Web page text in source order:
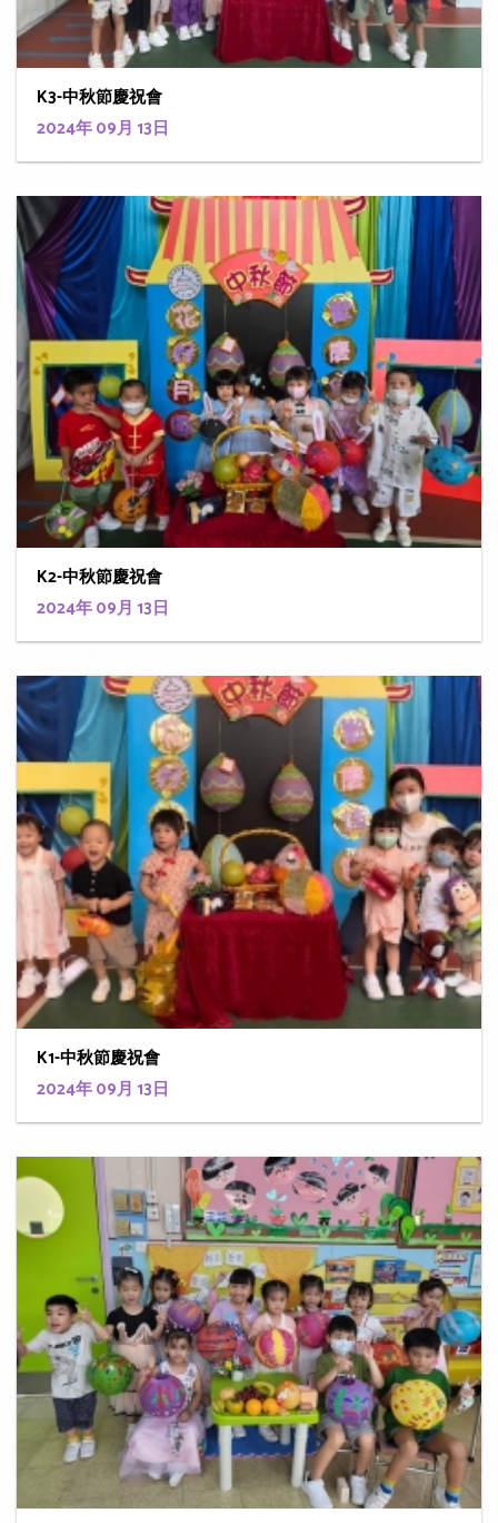
K3-中秋節慶祝會
2024年 09月 13日
K2-中秋節慶祝會
2024年 09月 13日
K1-中秋節慶祝會
2024年 09月 13日